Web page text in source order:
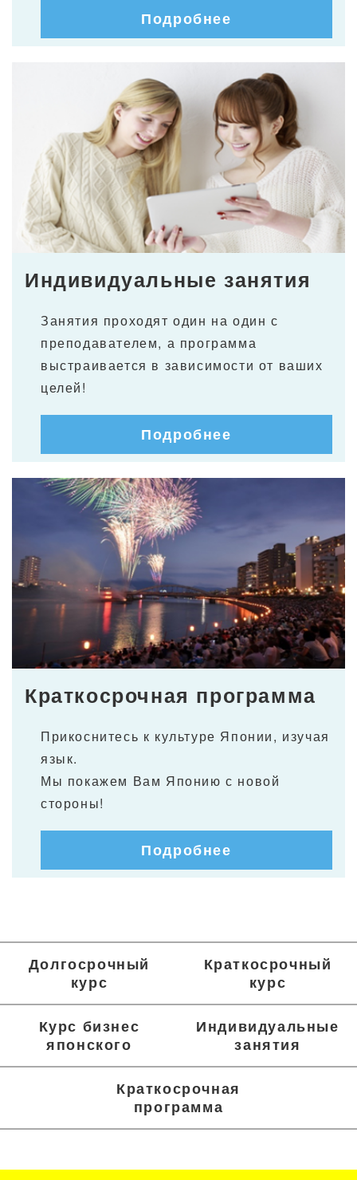
Подробнее
Индивидуальные занятия
Занятия проходят один на один с
преподавателем, а программа
выстраивается в зависимости от ваших
целей!
Подробнее
Краткосрочная программа
Прикоснитесь к культуре Японии, изучая
язык.
Мы покажем Вам Японию с новой
стороны!
Подробнее
Долгосрочный
курс
Краткосрочный
курс
Курс бизнес
японского
Индивидуальные
занятия
Краткосрочная
программа